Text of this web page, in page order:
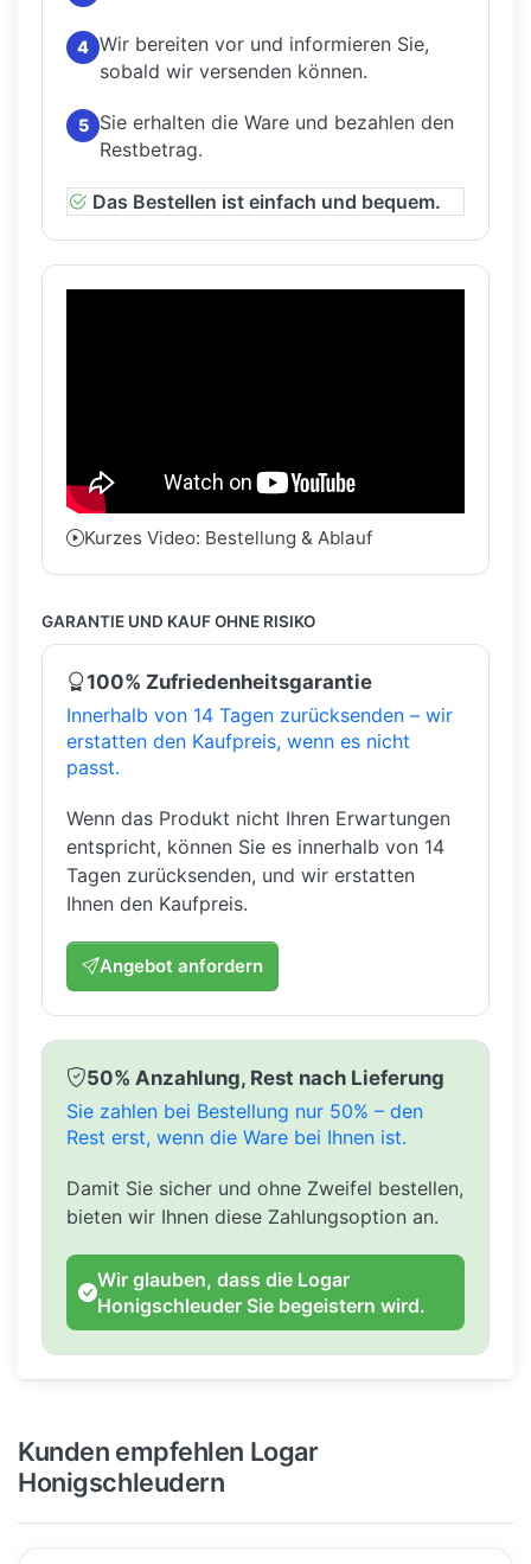
4 Wir bereiten vor und informieren Sie,
sobald wir versenden können.
5
Sie erhalten die Ware und bezahlen den
Restbetrag.
Das Bestellen ist einfach und bequem.
Kurzes Video: Bestellung & Ablauf
GARANTIE UND KAUF OHNE RISIKO
100% Zufriedenheitsgarantie
Innerhalb von 14 Tagen zurücksenden – wir
erstatten den Kaufpreis, wenn es nicht
passt.
Wenn das Produkt nicht Ihren Erwartungen
entspricht, können Sie es innerhalb von 14
Tagen zurücksenden, und wir erstatten
Ihnen den Kaufpreis.
Angebot anfordern
50% Anzahlung, Rest nach Lieferung
Sie zahlen bei Bestellung nur 50% – den
Rest erst, wenn die Ware bei Ihnen ist.
Damit Sie sicher und ohne Zweifel bestellen,
bieten wir Ihnen diese Zahlungsoption an.
Wir glauben, dass die Logar
Honigschleuder Sie begeistern wird.
Kunden empfehlen Logar
Honigschleudern